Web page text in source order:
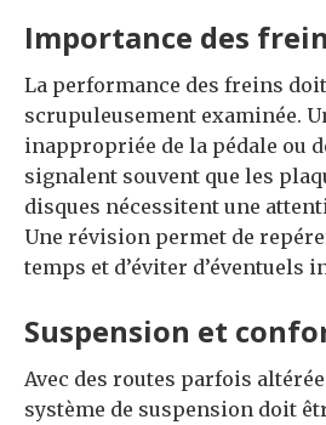
Importance des
La performance des freins
scrupuleusement examinée.
inappropriée de la pédale ou
signalent souvent que les
disques nécessitent une
Une révision permet de
temps et d’éviter d’éventuels
Suspension et
Avec des routes parfois
système de suspension doit